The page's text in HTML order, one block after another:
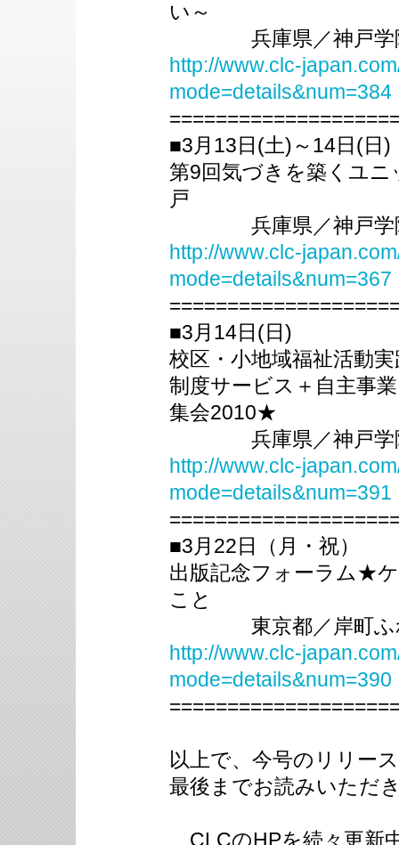
い～
兵庫県／神戸学
http://www.clc-
mode=details&num=384
■3月13日(土)～14日(日)
第9回気づきを築くユ
戸
兵庫県／神戸学
http://www.clc-
mode=details&num=367
■3月14日(日)
校区・小地域福祉活動
制度サービス＋自主事
集会2010★
兵庫県／神戸学
http://www.clc-
mode=details&num=391
■3月22日（月・祝）
出版記念フォーラム★
こと
東京都／岸町ふ
http://www.clc-
mode=details&num=390
以上で、今号のリリー
最後までお読みいただ
CLCのHPを続々更新